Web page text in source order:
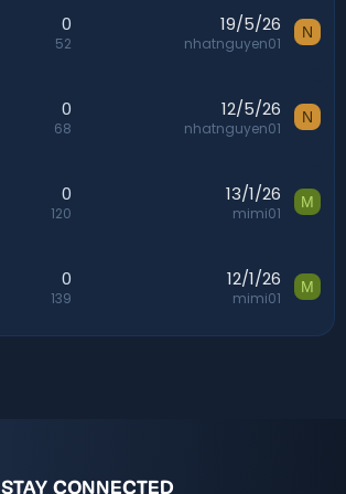
0
52
19/5/26
nhatnguyen01
N
0
68
12/5/26
nhatnguyen01
N
0
120
13/1/26
mimi01
M
0
139
12/1/26
mimi01
M
STAY CONNECTED